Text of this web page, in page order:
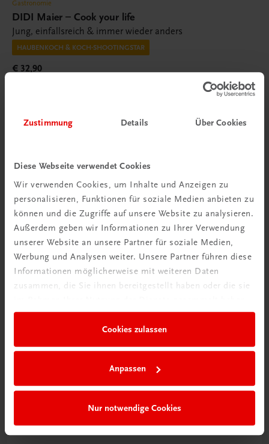
Zustimmung Details Über Cookies
Diese Webseite verwendet Cookies
Wir verwenden Cookies, um Inhalte und Anzeigen zu
personalisieren, Funktionen für soziale Medien anbieten zu
können und die Zugriffe auf unsere Website zu analysieren.
Außerdem geben wir Informationen zu Ihrer Verwendung
unserer Website an unsere Partner für soziale Medien,
Werbung und Analysen weiter. Unsere Partner führen diese
Informationen möglicherweise mit weiteren Daten
zusammen, die Sie ihnen bereitgestellt haben oder die sie
Cookies zulassen
Anpassen
Nur notwendige Cookies
Gastronomie
DIDI Maier – Cook your life
Jung, einfallsreich & immer wieder anders
HAUBENKOCH & KOCH-SHOOTINGSTAR
€ 32,90
Kulinarische Höhenflüge statt Kochfiaskos